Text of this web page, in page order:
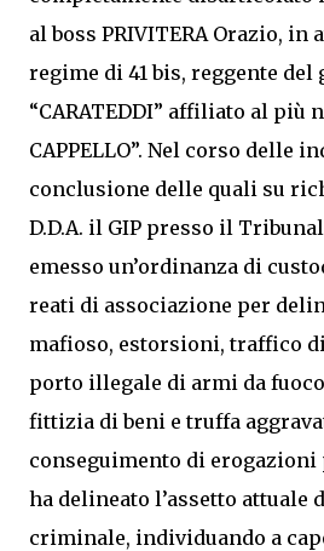
al boss PRIVITERA Orazio, in
regime di 41 bis, reggente del
“CARATEDDI” affiliato al più
CAPPELLO”. Nel corso delle
conclusione delle quali su
D.D.A. il GIP presso il
emesso un’ordinanza di
reati di associazione per
mafioso, estorsioni, traffico
porto illegale di armi da
fittizia di beni e truffa
conseguimento di erogazioni
ha delineato l’assetto attuale
criminale, individuando a